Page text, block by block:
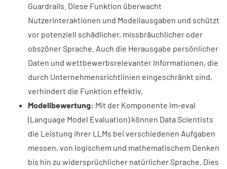
Guardrails. Diese Funktion überwacht
Nutzerinteraktionen und Modellausgaben und schützt
vor potenziell schädlicher, missbräuchlicher oder
obszöner Sprache. Auch die Herausgabe persönlicher
Daten und wettbewerbsrelevanter Informationen, die
durch Unternehmensrichtlinien eingeschränkt sind,
verhindert die Funktion effektiv.
Modellbewertung: Mit der Komponente lm-eval
(Language Model Evaluation) können Data Scientists
die Leistung ihrer LLMs bei verschiedenen Aufgaben
messen, von logischem und mathematischem Denken
bis hin zu widersprüchlicher natürlicher Sprache. Dies